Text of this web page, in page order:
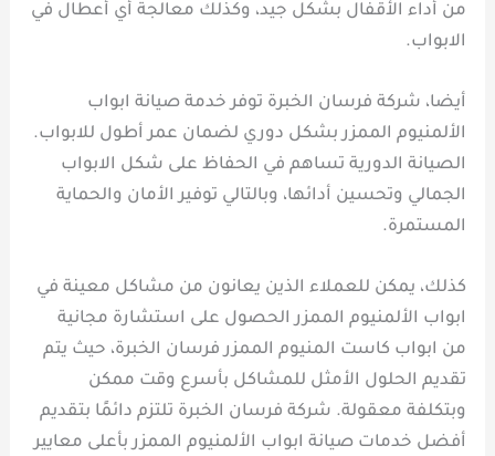
من أداء الأقفال بشكل جيد، وكذلك معالجة أي أعطال في
الابواب.
أيضا، شركة فرسان الخبرة توفر خدمة صيانة ابواب
الألمنيوم الممزر بشكل دوري لضمان عمر أطول للابواب.
الصيانة الدورية تساهم في الحفاظ على شكل الابواب
الجمالي وتحسين أدائها، وبالتالي توفير الأمان والحماية
المستمرة.
كذلك، يمكن للعملاء الذين يعانون من مشاكل معينة في
ابواب الألمنيوم الممزر الحصول على استشارة مجانية
من ابواب كاست المنيوم الممزر فرسان الخبرة، حيث يتم
تقديم الحلول الأمثل للمشاكل بأسرع وقت ممكن
وبتكلفة معقولة. شركة فرسان الخبرة تلتزم دائمًا بتقديم
أفضل خدمات صيانة ابواب الألمنيوم الممزر بأعلى معايير